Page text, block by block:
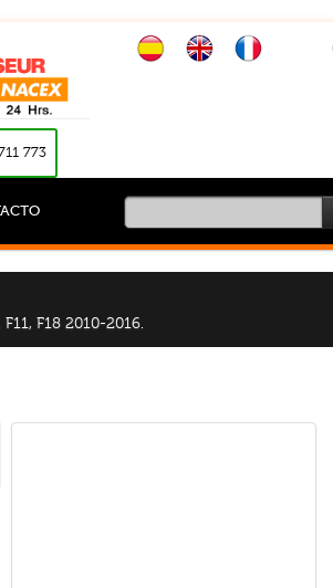
773
F11, F18 2010-2016.